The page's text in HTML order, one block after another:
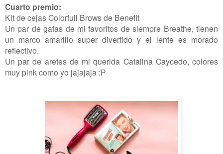
Cuarto premio:
Kit de cejas Colorfull Brows de Benefit
Un par de gafas de mi favoritos de siempre Breathe, tienen
un marco amarillo super divertido y el lente es morado
reflectivo.
Un par de aretes de mi querida Catalina Caycedo, colores
muy pink como yo jajajaja :P